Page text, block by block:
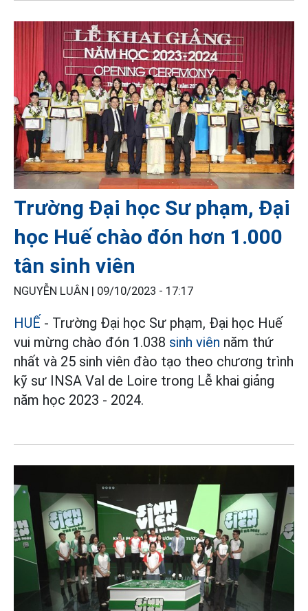
Trường Đại học Sư phạm, Đại
học Huế chào đón hơn 1.000
tân sinh viên
NGUYỄN LUÂN | 09/10/2023 - 17:17
HUẾ - Trường Đại học Sư phạm, Đại học Huế
vui mừng chào đón 1.038 sinh viên năm thứ
nhất và 25 sinh viên đào tạo theo chương trình
kỹ sư INSA Val de Loire trong Lễ khai giảng
năm học 2023 - 2024.